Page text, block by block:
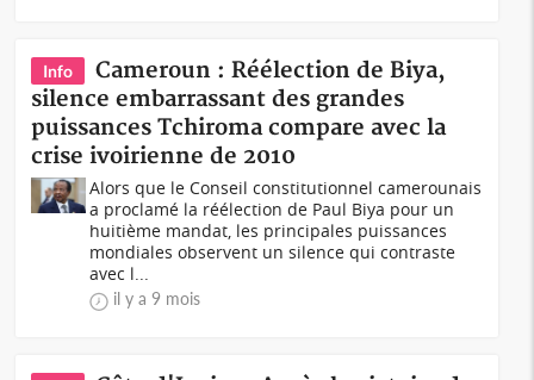
Info
Cameroun : Réélection de Biya,
silence embarrassant des grandes
puissances Tchiroma compare avec la
crise ivoirienne de 2010
Alors que le Conseil constitutionnel camerounais
a proclamé la réélection de Paul Biya pour un
huitième mandat, les principales puissances
mondiales observent un silence qui contraste
avec l...
il y a 9 mois